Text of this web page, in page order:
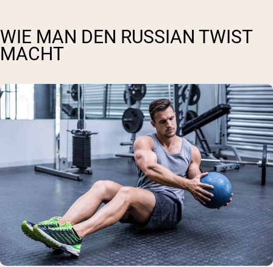
WIE MAN DEN RUSSIAN TWIST
MACHT